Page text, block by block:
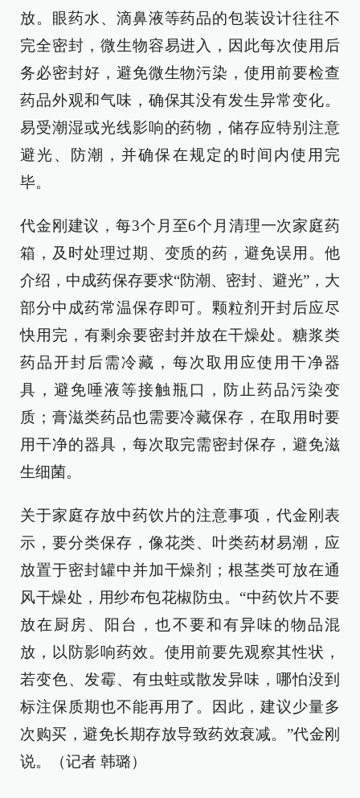
放。眼药水、滴鼻液等药品的包装设计往往不
完全密封，微生物容易进入，因此每次使用后
务必密封好，避免微生物污染，使用前要检查
药品外观和气味，确保其没有发生异常变化。
易受潮湿或光线影响的药物，储存应特别注意
避光、防潮，并确保在规定的时间内使用完
毕。
代金刚建议，每3个月至6个月清理一次家庭药
箱，及时处理过期、变质的药，避免误用。他
介绍，中成药保存要求“防潮、密封、避光”，大
部分中成药常温保存即可。颗粒剂开封后应尽
快用完，有剩余要密封并放在干燥处。糖浆类
药品开封后需冷藏，每次取用应使用干净器
具，避免唾液等接触瓶口，防止药品污染变
质；膏滋类药品也需要冷藏保存，在取用时要
用干净的器具，每次取完需密封保存，避免滋
生细菌。
关于家庭存放中药饮片的注意事项，代金刚表
示，要分类保存，像花类、叶类药材易潮，应
放置于密封罐中并加干燥剂；根茎类可放在通
风干燥处，用纱布包花椒防虫。“中药饮片不要
放在厨房、阳台，也不要和有异味的物品混
放，以防影响药效。使用前要先观察其性状，
若变色、发霉、有虫蛀或散发异味，哪怕没到
标注保质期也不能再用了。因此，建议少量多
次购买，避免长期存放导致药效衰减。”代金刚
说。（记者 韩璐）